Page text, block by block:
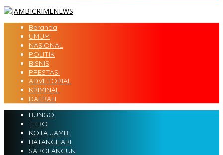
Beranda
UMUM
NASIONAL
POLITIK
BISNIS
PRESTASI
ADVETORIAL
KRIMINAL
DAERAH
BUNGO
TEBO
KOTA JAMBI
BATANGHARI
SAROLANGUN